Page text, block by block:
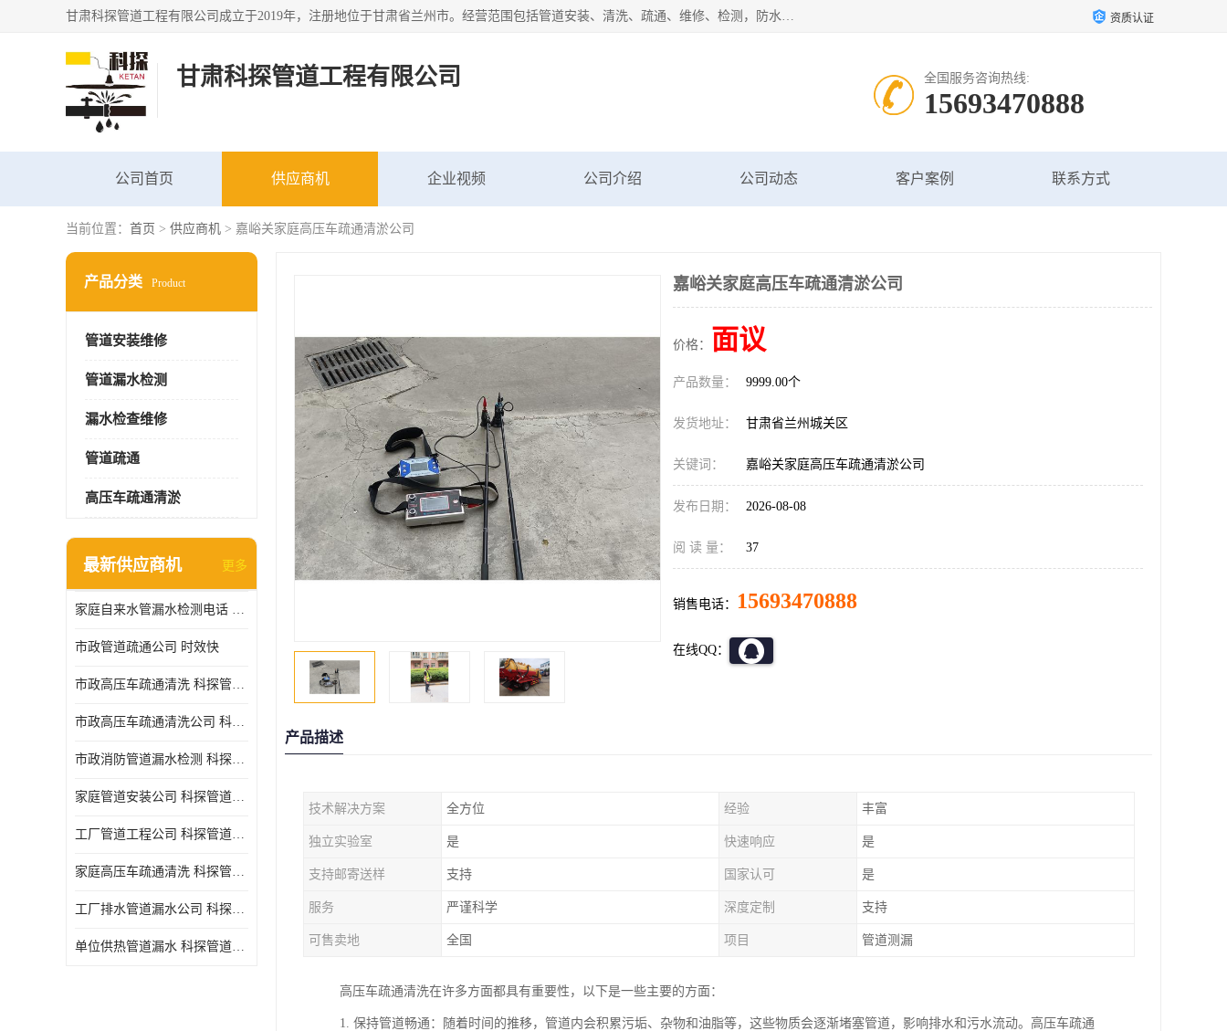
甘肃科探管道工程有限公司成立于2019年，注册地位于甘肃省兰州市。经营范围包括管道安装、清洗、疏通、维修、检测，防水工程，工程钻孔，化粪池清理，暖气安装，给排水管道安装维修，室内外管道如消防、供水、供热管道漏水检测定位，室内外防水堵漏等。 资质认证
甘肃科探管道工程有限公司 全国服务咨询热线:
15693470888
公司首页 供应商机 企业视频 公司介绍 公司动态 客户案例 联系方式
当前位置： 首页 > 供应商机 > 嘉峪关家庭高压车疏通清淤公司
产品分类 Product
管道安装维修
管道漏水检测
漏水检查维修
管道疏通
高压车疏通清淤
最新供应商机 更多
家庭自来水管漏水检测电话 服务周到
市政管道疏通公司 时效快
市政高压车疏通清洗 科探管道工程 设备齐
市政高压车疏通清洗公司 科探管道工程 经验丰富
市政消防管道漏水检测 科探管道工程 快速上门
家庭管道安装公司 科探管道工程 团队服务
工厂管道工程公司 科探管道工程 时效快
家庭高压车疏通清洗 科探管道工程 服务周到
工厂排水管道漏水公司 科探管道工程 快速上门
单位供热管道漏水 科探管道工程 设备齐
嘉峪关家庭高压车疏通清淤公司
价格： 面议
产品数量： 9999.00个
发货地址： 甘肃省兰州城关区
关键词： 嘉峪关家庭高压车疏通清淤公司
发布日期： 2026-08-08
阅 读 量： 37
销售电话： 15693470888
在线QQ：
产品描述
技术解决方案 全方位 经验 丰富
独立实验室 是 快速响应 是
支持邮寄送样 支持 国家认可 是
服务 严谨科学 深度定制 支持
可售卖地 全国 项目 管道测漏
高压车疏通清洗在许多方面都具有重要性，以下是一些主要的方面：
1. 保持管道畅通：随着时间的推移，管道内会积累污垢、杂物和油脂等，这些物质会逐渐堵塞管道，影响排水和污水流动。高压车疏通